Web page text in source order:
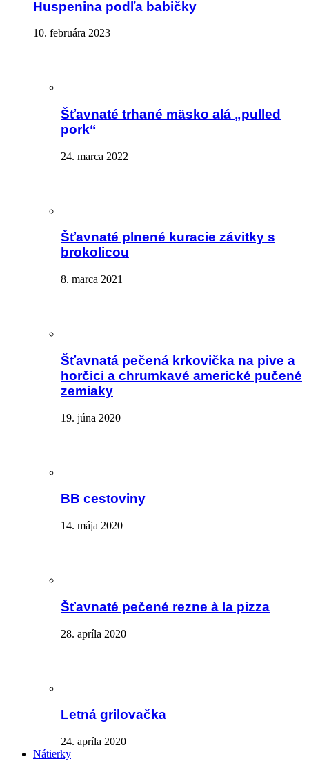
Huspenina podľa babičky
10. februára 2023
Šťavnaté trhané mäsko alá „pulled
pork“
24. marca 2022
Šťavnaté plnené kuracie závitky s
brokolicou
8. marca 2021
Šťavnatá pečená krkovička na pive a
horčici a chrumkavé americké pučené
zemiaky
19. júna 2020
BB cestoviny
14. mája 2020
Šťavnaté pečené rezne à la pizza
28. apríla 2020
Letná grilovačka
24. apríla 2020
Nátierky